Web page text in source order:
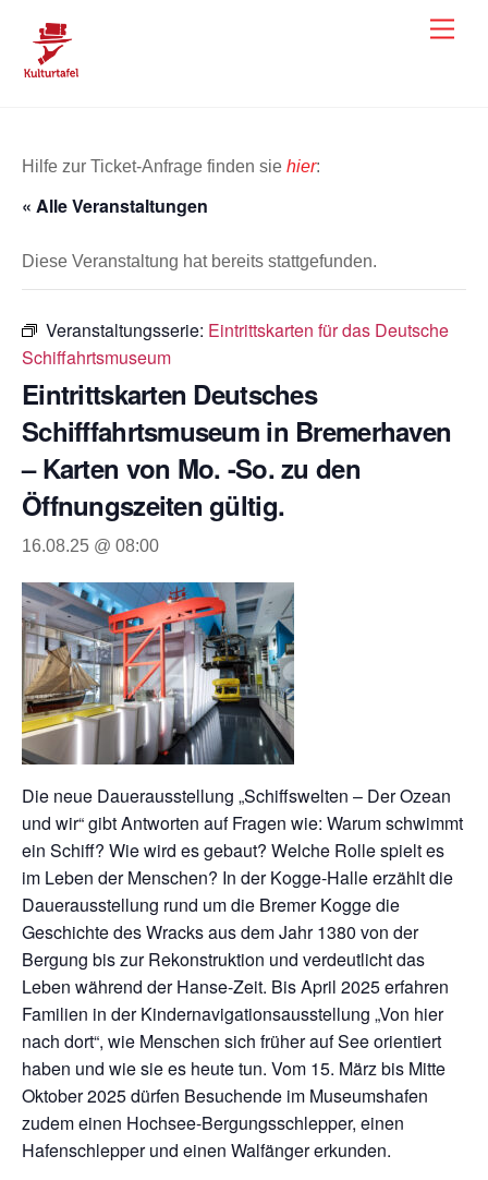
content
Hilfe zur Ticket-Anfrage finden sie hier:
« Alle Veranstaltungen
Diese Veranstaltung hat bereits stattgefunden.
Veranstaltungsserie: Eintrittskarten für das Deutsche
Schiffahrtsmuseum
Eintrittskarten Deutsches
Schifffahrtsmuseum in Bremerhaven
– Karten von Mo. -So. zu den
Öffnungszeiten gültig.
16.08.25 @ 08:00
Die neue Dauerausstellung „Schiffswelten – Der Ozean
und wir“ gibt Antworten auf Fragen wie: Warum schwimmt
ein Schiff? Wie wird es gebaut? Welche Rolle spielt es
im Leben der Menschen? In der Kogge-Halle erzählt die
Dauerausstellung rund um die Bremer Kogge die
Geschichte des Wracks aus dem Jahr 1380 von der
Bergung bis zur Rekonstruktion und verdeutlicht das
Leben während der Hanse-Zeit. Bis April 2025 erfahren
Familien in der Kindernavigationsausstellung „Von hier
nach dort“, wie Menschen sich früher auf See orientiert
haben und wie sie es heute tun. Vom 15. März bis Mitte
Oktober 2025 dürfen Besuchende im Museumshafen
zudem einen Hochsee-Bergungsschlepper, einen
Hafenschlepper und einen Walfänger erkunden.